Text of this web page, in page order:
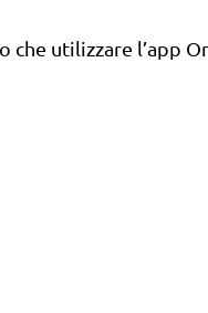
utilizzare l’app